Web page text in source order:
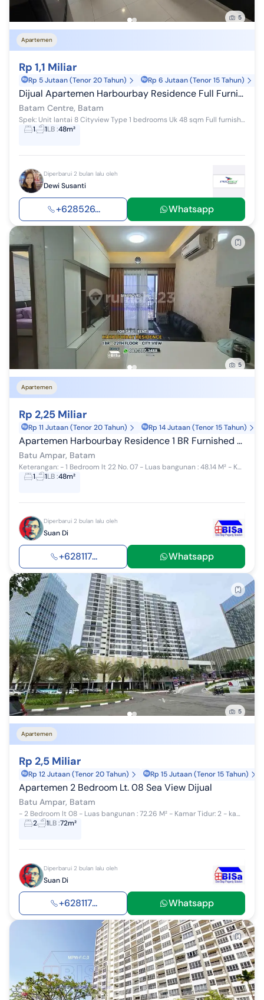
5
Apartemen
Rp 1,1 Miliar
Rp 5 Jutaan (Tenor 20 Tahun) Rp 6 Jutaan (Tenor 15 Tahun)
Dijual Apartemen Harbourbay Residence Full Furnished
Batam Centre, Batam
Spek: Unit lantai 8 Cityview Type 1 bedrooms Uk 48 sqm Full furnished sesuai gambar Rp 1.1 M negoooo Berminat?? Contact: 0852xxxxxxxx Dewi - Pr...
1
1LB:48m²
Diperbarui 2 bulan lalu oleh
Dewi Susanti
+628526... Whatsapp
5
Apartemen
Rp 2,25 Miliar
Rp 11 Jutaan (Tenor 20 Tahun) Rp 14 Jutaan (Tenor 15 Tahun)
Apartemen Harbourbay Residence 1 BR Furnished Lt. 22 View Kota
Batu Ampar, Batam
Keterangan: - 1 Bedroom lt 22 No. 07 - Luas bangunan : 48.14 M² - Kamar Tidur: 1 - kamar mandi: 1 - Balcony - City View Full Furnish - ...
1
1LB:48m²
Diperbarui 2 bulan lalu oleh
Suan Di
+628117... Whatsapp
5
Apartemen
Rp 2,5 Miliar
Rp 12 Jutaan (Tenor 20 Tahun) Rp 15 Jutaan (Tenor 15 Tahun)
Apartemen 2 Bedroom Lt. 08 Sea View Dijual
Batu Ampar, Batam
- 2 Bedroom lt 08 - Luas bangunan : 72.26 M² - Kamar Tidur: 2 - kamar mandi: 1 - Balcony - Sea View Semi Furnish - Full Kitchen Cabinet - Lemar...
2
1LB:72m²
Diperbarui 2 bulan lalu oleh
Suan Di
+628117... Whatsapp